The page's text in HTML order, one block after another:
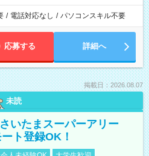
/ 電話対応なし / パソコンスキル不要
応募する 詳細へ
掲載日：2026.08.07
未読
いたまスーパーアリー
ト登録OK！